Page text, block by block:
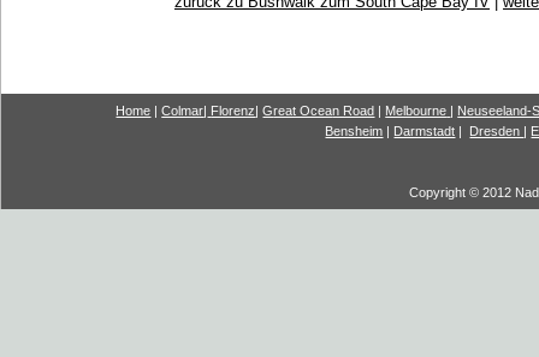
Home |Colmar| Florenz|Great Ocean Road | Melbourne | Neuseeland-
Bensheim | Darmstadt | Dresden |
Copyright © 2012